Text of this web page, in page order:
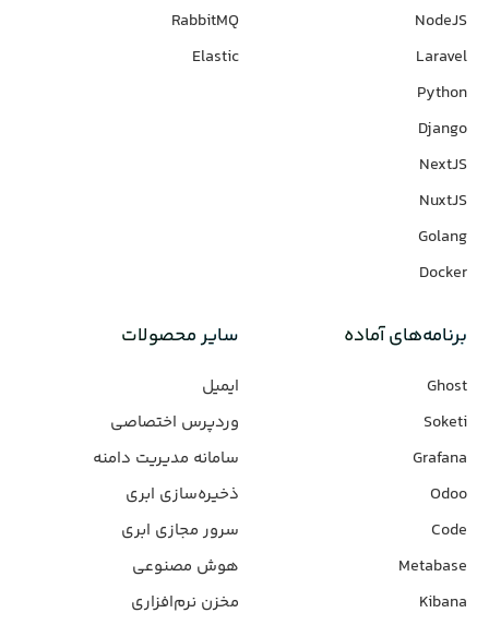
NodeJS
Laravel
Python
Django
NextJS
NuxtJS
Golang
Docker
RabbitMQ
Elastic
برنامه‌های‌ آماده
Ghost
Soketi
Grafana
Odoo
Code
Metabase
Kibana
سایر محصولات
ایمیل
وردپرس‌ اختصاصی
سامانه مدیریت دامنه
ذخیره‌سازی ابری
سرور مجازی ابری
هوش مصنوعی
مخزن نرم‌افزاری